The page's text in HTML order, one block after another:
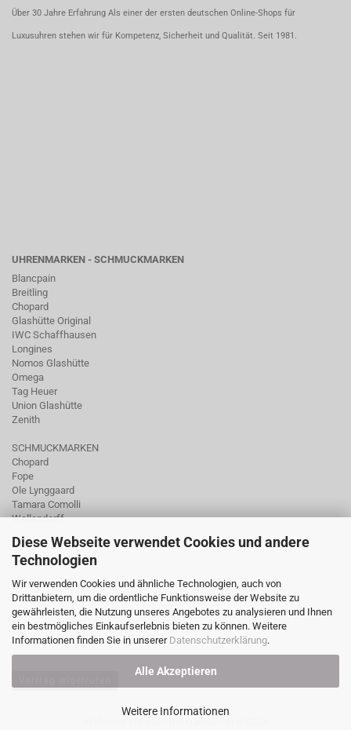
Diese Webseite verwendet Cookies und andere
Technologien
Wir verwenden Cookies und ähnliche Technologien, auch von
Drittanbietern, um die ordentliche Funktionsweise der Website zu
gewährleisten, die Nutzung unseres Angebotes zu analysieren und Ihnen
ein bestmögliches Einkaufserlebnis bieten zu können. Weitere
Informationen finden Sie in unserer Datenschutzerklärung.
Alle Akzeptieren
Weitere Informationen
Über 30 Jahre Erfahrung Als einer der ersten deutschen Online-Shops für
Luxusuhren stehen wir für Kompetenz, Sicherheit und Qualität. Seit 1981.
UHRENMARKEN - SCHMUCKMARKEN
Blancpain
Breitling
Chopard
Glashütte Original
IWC Schaffhausen
Longines
Nomos Glashütte
Omega
Tag Heuer
Union Glashütte
Zenith
SCHMUCKMARKEN
Chopard
Fope
Ole Lynggaard
Tamara Comolli
Wellendorff